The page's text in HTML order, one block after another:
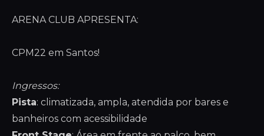
ARENA CLUB APRESENTA:
CPM22 em Santos!
Ingressos:
Pista: climatizada, ampla, atendida por bares e
banheiros com acessibilidade